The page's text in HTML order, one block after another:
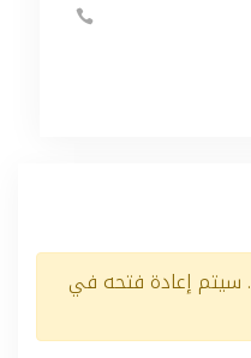
مغلق منذ الخميس 22:00. سيتم إعادة فتحه في